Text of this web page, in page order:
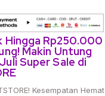
Hingga Rp250.000
Makin Untung
Super Sale di
Kesempatan Hemat